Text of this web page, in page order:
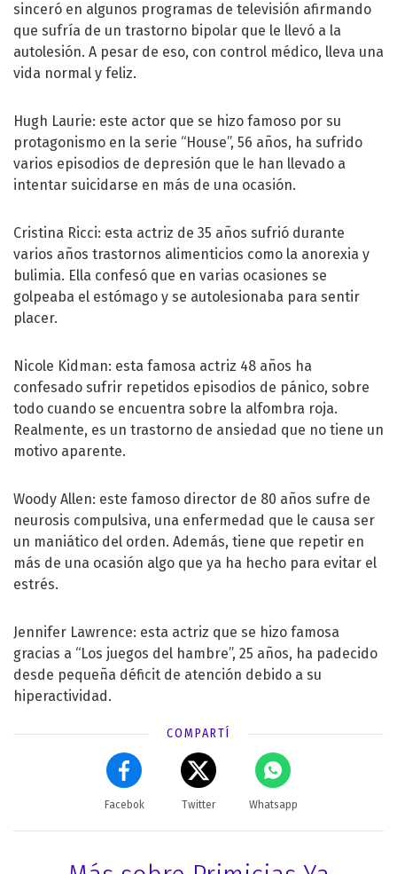
sinceró en algunos programas de televisión afirmando
que sufría de un trastorno bipolar que le llevó a la
autolesión. A pesar de eso, con control médico, lleva una
vida normal y feliz.
Hugh Laurie: este actor que se hizo famoso por su
protagonismo en la serie “House”, 56 años, ha sufrido
varios episodios de depresión que le han llevado a
intentar suicidarse en más de una ocasión.
Cristina Ricci: esta actriz de 35 años sufrió durante
varios años trastornos alimenticios como la anorexia y
bulimia. Ella confesó que en varias ocasiones se
golpeaba el estómago y se autolesionaba para sentir
placer.
Nicole Kidman: esta famosa actriz 48 años ha
confesado sufrir repetidos episodios de pánico, sobre
todo cuando se encuentra sobre la alfombra roja.
Realmente, es un trastorno de ansiedad que no tiene un
motivo aparente.
Woody Allen: este famoso director de 80 años sufre de
neurosis compulsiva, una enfermedad que le causa ser
un maniático del orden. Además, tiene que repetir en
más de una ocasión algo que ya ha hecho para evitar el
estrés.
Jennifer Lawrence: esta actriz que se hizo famosa
gracias a “Los juegos del hambre”, 25 años, ha padecido
desde pequeña déficit de atención debido a su
hiperactividad.
COMPARTÍ
Facebok Twitter Whatsapp